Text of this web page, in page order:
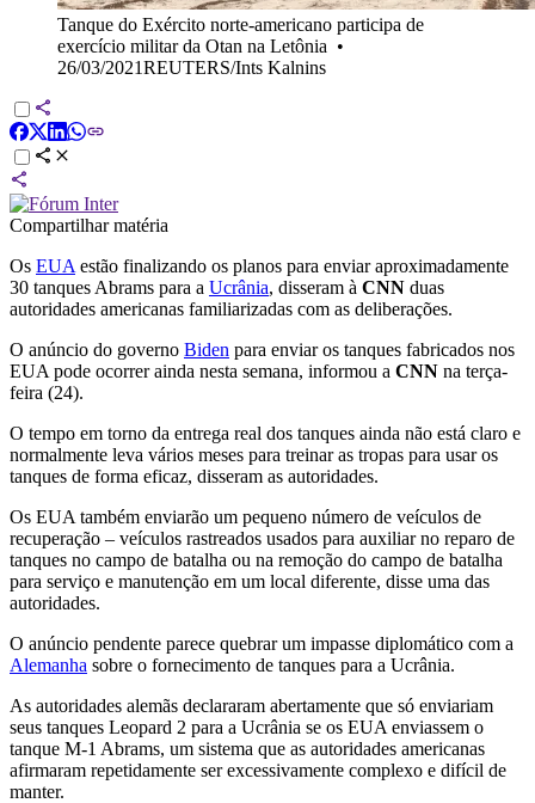
Tanque do Exército norte-americano participa de
exercício militar da Otan na Letônia •
26/03/2021REUTERS/Ints Kalnins
Compartilhar matéria
Os EUA estão finalizando os planos para enviar aproximadamente
30 tanques Abrams para a Ucrânia, disseram à CNN duas
autoridades americanas familiarizadas com as deliberações.
O anúncio do governo Biden para enviar os tanques fabricados nos
EUA pode ocorrer ainda nesta semana, informou a CNN na terça-
feira (24).
O tempo em torno da entrega real dos tanques ainda não está claro e
normalmente leva vários meses para treinar as tropas para usar os
tanques de forma eficaz, disseram as autoridades.
Os EUA também enviarão um pequeno número de veículos de
recuperação – veículos rastreados usados ​​para auxiliar no reparo de
tanques no campo de batalha ou na remoção do campo de batalha
para serviço e manutenção em um local diferente, disse uma das
autoridades.
O anúncio pendente parece quebrar um impasse diplomático com a
Alemanha sobre o fornecimento de tanques para a Ucrânia.
As autoridades alemãs declararam abertamente que só enviariam
seus tanques Leopard 2 para a Ucrânia se os EUA enviassem o
tanque M-1 Abrams, um sistema que as autoridades americanas
afirmaram repetidamente ser excessivamente complexo e difícil de
manter.